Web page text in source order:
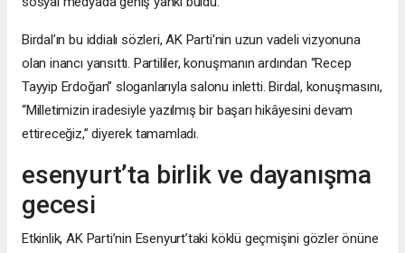
Birdal’ın bu iddialı sözleri, AK Parti’nin uzun vadeli vizyonuna
olan inancı yansıttı. Partililer, konuşmanın ardından “Recep
Tayyip Erdoğan” sloganlarıyla salonu inletti. Birdal, konuşmasını,
“Milletimizin iradesiyle yazılmış bir başarı hikâyesini devam
ettireceğiz,” diyerek tamamladı.
esenyurt’ta birlik ve dayanışma
gecesi
Etkinlik, AK Parti’nin Esenyurt’taki köklü geçmişini gözler önüne